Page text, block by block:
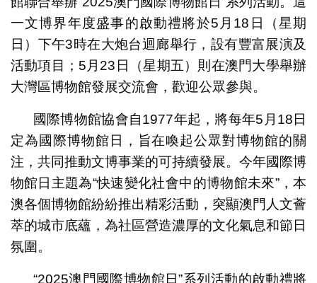
一文博界年度盛事的啟動禮將於5月18日（星期
日）下午3時在大炮台迴廊舉行，設有豐富展演及
活動項目；5月23日（星期五）則在澳門大學舉辦
大灣區博物館發展交流會，歡迎公眾參與。
國際博物館協會自1977年起，將每年5月18日
定為國際博物館日，旨在喚起公眾對博物館的關
注，共同推動文博事業的可持續發展。今年國際博
物館日主題為“快速變化社會中的博物館未來”，本
澳各個博物館紛紛推出精彩活動，突顯澳門人文薈
萃的城市底蘊，為社區營造濃厚的文化氣息和節日
氛圍。
“2025澳門國際博物館日”系列活動的啟動禮將